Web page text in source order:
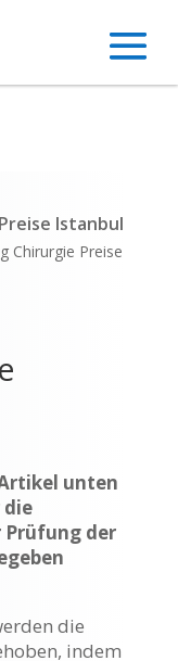
Istanbul
Chirurgie Preise
unten
Prüfung der
die
indem